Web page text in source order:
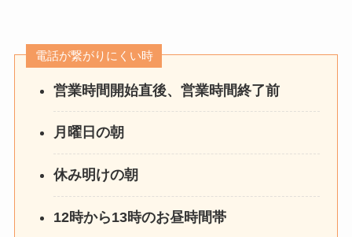
電話が繋がりにくい時
営業時間開始直後、営業時間終了前
月曜日の朝
休み明けの朝
12時から13時のお昼時間帯